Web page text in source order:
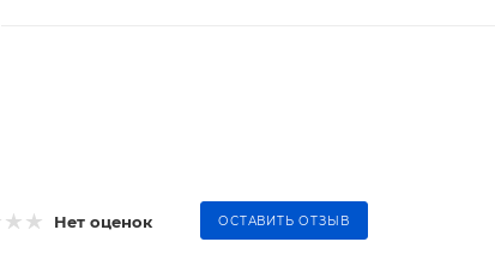
Нет оценок ОСТАВИТЬ ОТЗЫВ